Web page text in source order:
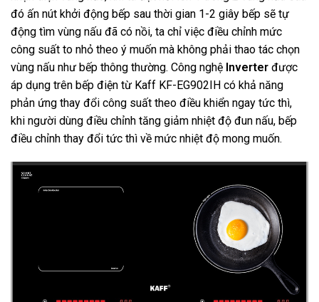
đó ấn nút khởi động bếp sau thời gian 1-2 giây bếp sẽ tự
động tìm vùng nấu đã có nồi, ta chỉ việc điều chỉnh mức
công suất to nhỏ theo ý muốn mà không phải thao tác chọn
vùng nấu như bếp thông thường. Công nghệ Inverter được
áp dụng trên bếp điện từ Kaff KF-EG902IH có khả năng
phản ứng thay đổi công suất theo điều khiển ngay tức thì,
khi người dùng điều chỉnh tăng giảm nhiệt độ đun nấu, bếp
điều chỉnh thay đổi tức thì về mức nhiệt độ mong muốn.